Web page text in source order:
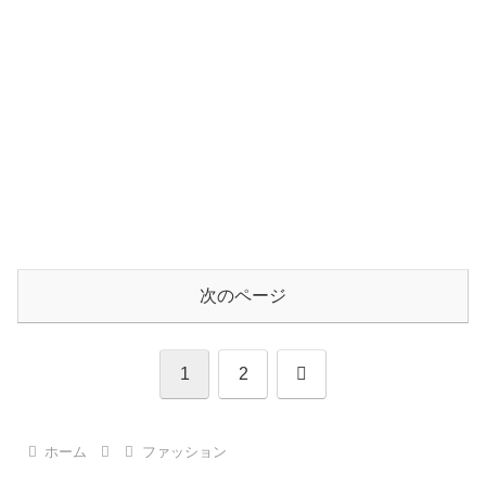
次のページ
1 2 次
ホーム ファッション